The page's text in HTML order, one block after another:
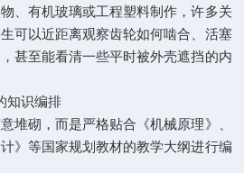
、有机玻璃或工程塑料制作，许多关
可以近距离观察齿轮如何啮合、活塞
甚至能看清一些平时被外壳遮挡的内
识编排
砌，而是严格贴合《机械原理》、
》等国家规划教材的教学大纲进行编